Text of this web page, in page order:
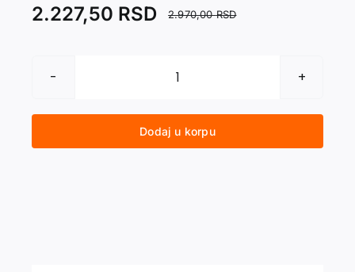
2.970,00RSD
2.227,50 RSD
MATEMATIČKI
PRIRODNE
FILOZOFIJE
Dodaj u korpu